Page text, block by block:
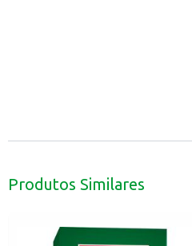
Produtos Similares